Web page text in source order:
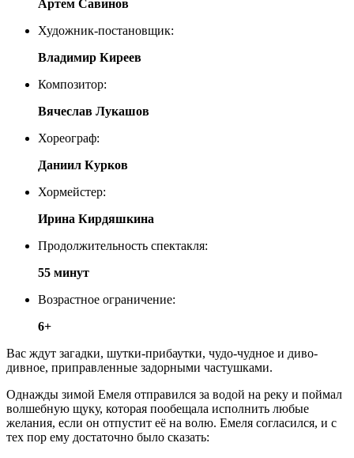
Артем Савинов
Художник-постановщик:
Владимир Киреев
Композитор:
Вячеслав Лукашов
Хореограф:
Даниил Курков
Хормейстер:
Ирина Кирдяшкина
Продолжительность спектакля:
55 минут
Возрастное ограничение:
6+
Вас ждут загадки, шутки-прибаутки, чудо-чудное и диво-
дивное, приправленные задорными частушками.
Однажды зимой Емеля отправился за водой на реку и поймал
волшебную щуку, которая пообещала исполнить любые
желания, если он отпустит её на волю. Емеля согласился, и с
тех пор ему достаточно было сказать: